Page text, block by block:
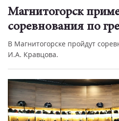
Магнитогорск
соревнования по
В Магнитогорске пройдут
И.А. Кравцова.